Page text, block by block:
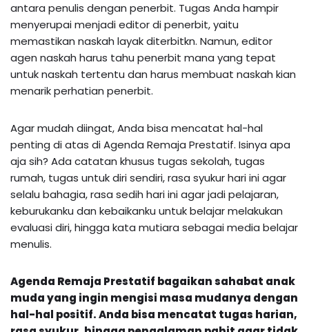
antara penulis dengan penerbit. Tugas Anda hampir
menyerupai menjadi editor di penerbit, yaitu
memastikan naskah layak diterbitkn. Namun, editor
agen naskah harus tahu penerbit mana yang tepat
untuk naskah tertentu dan harus membuat naskah kian
menarik perhatian penerbit.
Agar mudah diingat, Anda bisa mencatat hal-hal
penting di atas di Agenda Remaja Prestatif. Isinya apa
aja sih? Ada catatan khusus tugas sekolah, tugas
rumah, tugas untuk diri sendiri, rasa syukur hari ini agar
selalu bahagia, rasa sedih hari ini agar jadi pelajaran,
keburukanku dan kebaikanku untuk belajar melakukan
evaluasi diri, hingga kata mutiara sebagai media belajar
menulis.
Agenda Remaja Prestatif bagaikan sahabat anak
muda yang ingin mengisi masa mudanya dengan
hal-hal positif. Anda bisa mencatat tugas harian,